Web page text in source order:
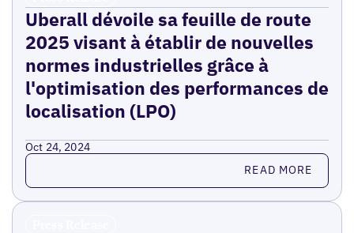
Uberall dévoile sa feuille de route
2025 visant à établir de nouvelles
normes industrielles grâce à
l'optimisation des performances de
localisation (LPO)
Oct 24, 2024
Read more READ MORE